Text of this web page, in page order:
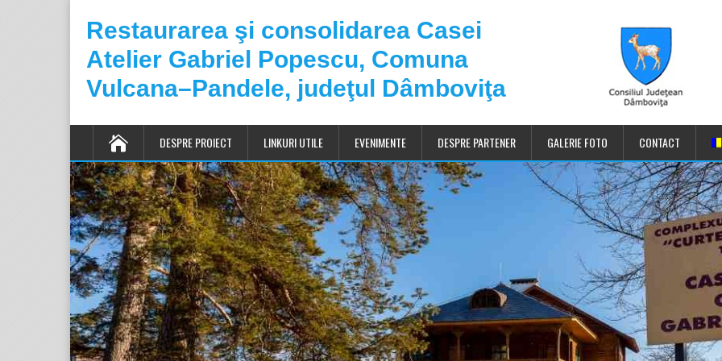
Restaurarea şi consolidarea Casei
Atelier Gabriel Popescu, Comuna
Vulcana–Pandele, judeţul Dâmboviţa
DESPRE PROIECT LINKURI UTILE EVENIMENTE DESPRE PARTENER GALERIE FOTO CONTACT